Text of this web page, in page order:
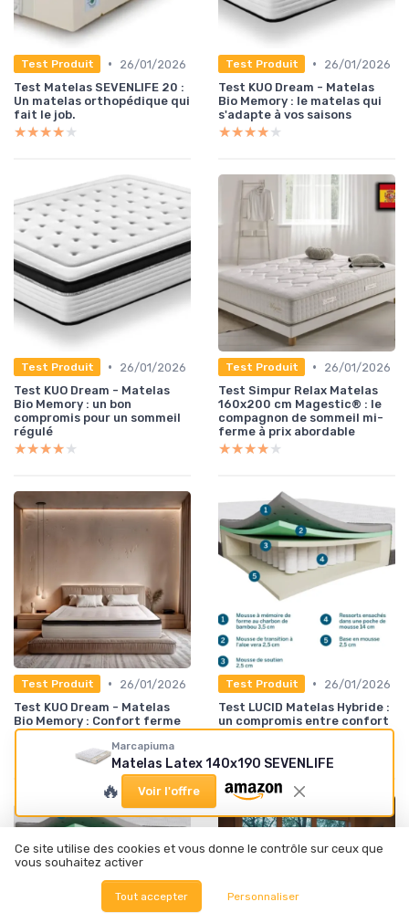
Test Produit •
26/01/2026
Test Matelas SEVENLIFE 20 :
Un matelas orthopédique qui
fait le job.
★★★★★
★★★★★
Test Produit •
26/01/2026
Test KUO Dream - Matelas
Bio Memory : le matelas qui
s'adapte à vos saisons
★★★★★
★★★★★
Test Produit •
26/01/2026
Test KUO Dream - Matelas
Bio Memory : un bon
compromis pour un sommeil
régulé
★★★★★
★★★★★
Test Produit •
26/01/2026
Test Simpur Relax Matelas
160x200 cm Magestic® : le
compagnon de sommeil mi-
ferme à prix abordable
★★★★★
★★★★★
Test Produit •
26/01/2026
Test KUO Dream - Matelas
Bio Memory : Confort ferme
au naturel.
★★★★★
★★★★★
Test Produit •
26/01/2026
Test LUCID Matelas Hybride :
un compromis entre confort
et prix
Marcapiuma
Matelas Latex 140x190 SEVENLIFE
🔥 Voir l'offre
Ce site utilise des cookies et vous donne le contrôle sur ceux que
vous souhaitez activer
Tout accepter Personnaliser